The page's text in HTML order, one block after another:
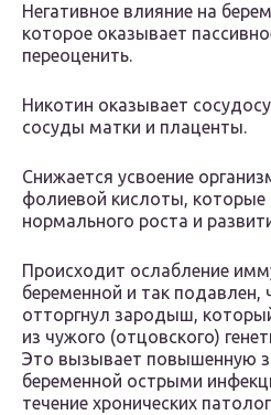
Негативное влияние на
которое оказывает
переоценить.
Никотин оказывает
сосуды матки и плаценты.
Снижается усвоение
фолиевой кислоты,
нормального роста и
Происходит ослабление
беременной и так подавлен,
отторгнул зародыш,
из чужого (отцовского)
Это вызывает повышенную
беременной острыми
течение хронических